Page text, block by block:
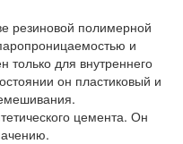
резиновой полимерной
и
только для внутреннего
он пластиковый и
цемента. Он